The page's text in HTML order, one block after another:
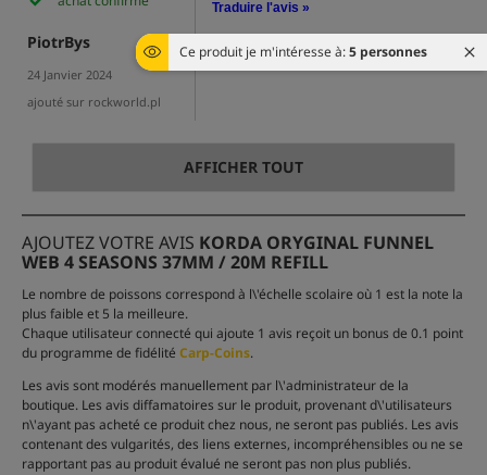
Ce produit je m'intéresse à:5 personnes
PiotrBys
24 Janvier 2024
ajouté sur rockworld.pl
Traduire l'avis »
AFFICHER TOUT
AJOUTEZ VOTRE AVIS KORDA ORYGINAL FUNNEL
WEB 4 SEASONS 37MM / 20M REFILL
Le nombre de poissons correspond à l\'échelle scolaire où 1 est la note la
plus faible et 5 la meilleure.
Chaque utilisateur connecté qui ajoute 1 avis reçoit un bonus de 0.1 point
du programme de fidélité Carp-Coins.
Les avis sont modérés manuellement par l\'administrateur de la
boutique. Les avis diffamatoires sur le produit, provenant d\'utilisateurs
n\'ayant pas acheté ce produit chez nous, ne seront pas publiés. Les avis
contenant des vulgarités, des liens externes, incompréhensibles ou ne se
rapportant pas au produit évalué ne seront pas non plus publiés.